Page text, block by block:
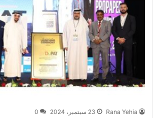
Rana Yehia 23 سبتمبر، 2024 0